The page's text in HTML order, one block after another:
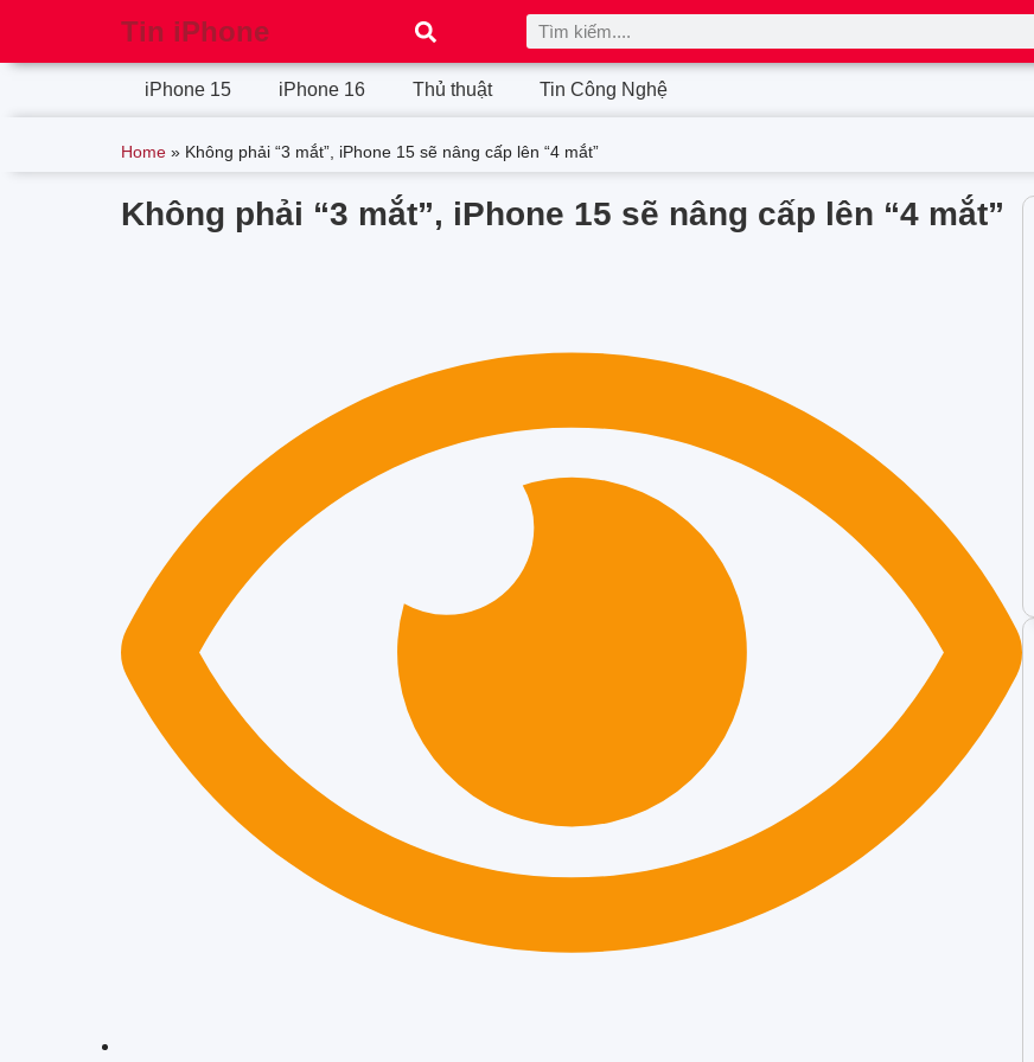
Tin iPhone
iPhone 15 iPhone 16 Thủ thuật Tin Công Nghệ
Home » Không phải “3 mắt”, iPhone 15 sẽ nâng cấp lên “4 mắt”
Không phải “3 mắt”, iPhone 15 sẽ nâng cấp lên “4 mắt”